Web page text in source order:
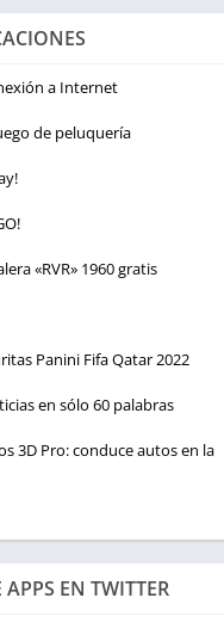
a Internet
de peluquería
«RVR» 1960 gratis
Panini Fifa Qatar 2022
en sólo 60 palabras
3D Pro: conduce autos en la
EN TWITTER